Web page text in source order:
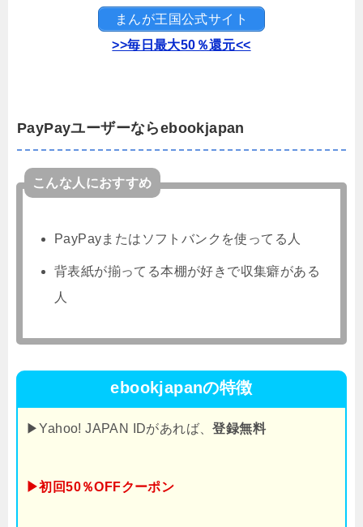
まんが王国公式サイト
>>毎日最大50％還元<<
PayPayユーザーならebookjapan
こんな人におすすめ
PayPayまたはソフトバンクを使ってる人
背表紙が揃ってる本棚が好きで収集癖がある
人
ebookjapanの特徴
▶Yahoo! JAPAN IDがあれば、登録無料
▶初回50％OFFクーポン